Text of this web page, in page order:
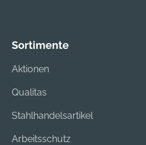
Sortimente
Aktionen
Qualitas
Stahlhandelsartikel
Arbeitsschutz